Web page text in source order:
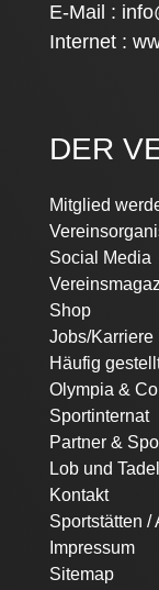
E-Mail :
Internet :
DER
Navigation
überspringen
Mitglied
Social Media
Shop
Jobs/Karriere
Häufig
Olympia & Co
Sportinternat
Partner &
Lob und Tadel
Kontakt
Sportstätten /
Impressum
Sitemap